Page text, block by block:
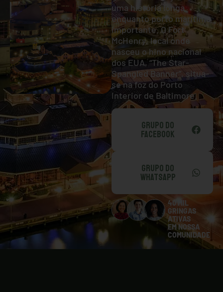
uma história longa
enquanto porto marítimo
importante. O Fort
McHenry, local onde
nasceu o hino nacional
dos EUA, “The Star-
Spangled Banner”, situa-
se na foz do Porto
Interior de Baltimore.
GRUPO DO
FACEBOOK
GRUPO DO
WHATSAPP
40 MIL
GRINGAS
ATIVAS
EM NOSSA
COMUNIDADE